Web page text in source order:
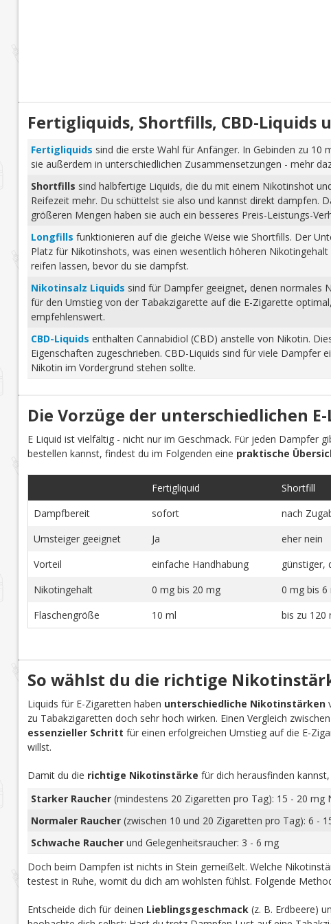
Fertigliquids, Shortfills, CBD-
Fertigliquids sind die erste Wahl für Anfänger. In Gebinden zu
sie außerdem in unterschiedlichen Zusammensetzungen - mehr
Shortfills sind halbfertige Liquids, die du mit einem Nikotinshot
Reifezeit mehr. Du schüttelst sie also und kannst direkt dampfen.
größeren Mengen haben sie auch ein besseres Preis-Leistungs-
Longfills funktionieren auf die gleiche Weise wie Shortfills. Der
Platz für Nikotinshots, was einen wesentlich höheren
reifen lassen, bevor du sie dampfst.
Nikotinsalz Liquids sind für Dampfer geeignet, denen normales
für den Umstieg von der Tabakzigarette auf die E-Zigarette
empfehlenswert.
CBD-Liquids enthalten Cannabidiol (CBD) anstelle von Nikotin.
Eigenschaften zugeschrieben. CBD-Liquids sind für viele
Nikotin im Vordergrund stehen sollte.
Die Vorzüge der unterschiedlichen
E Liquid ist vielfältig - nicht nur im Geschmack. Für jeden Dampfer
bestellen kannst, findest du im Folgenden eine praktische
Fertigliquid Shortfill
Dampfbereit
sofort nach
Umsteiger geeignet
Ja eher nein
Vorteil
einfache Handhabung günstiger,
Nikotingehalt
0 mg bis 20 mg 0 mg bis 6
Flaschengröße
10 ml bis zu 120
So wählst du die richtige
Liquids für E-Zigaretten haben unterschiedliche Nikotinstärken
zu Tabakzigaretten doch sehr hoch wirken. Einen Vergleich
essenzieller Schritt für einen erfolgreichen Umstieg auf die E-
willst.
Damit du die richtige Nikotinstärke für dich herausfinden
Starker Raucher(mindestens 20 Zigaretten pro Tag): 15 - 20 mg
Normaler Raucher(zwischen 10 und 20 Zigaretten pro Tag): 6 -
Schwache Raucherund Gelegenheitsraucher: 3 - 6 mg
Doch beim Dampfen ist nichts in Stein gemeißelt. Welche
testest in Ruhe, womit du dich am wohlsten fühlst. Folgende
Entscheide dich für deinen Lieblingsgeschmack(z. B. Erdbeere)